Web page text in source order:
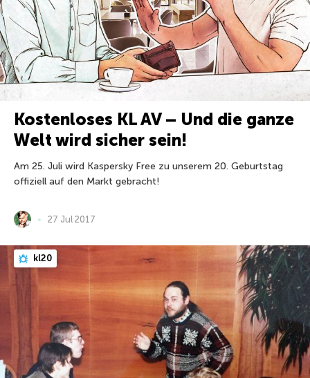
Kostenloses KL AV – Und die ganze
Welt wird sicher sein!
Am 25. Juli wird Kaspersky Free zu unserem 20. Geburtstag
offiziell auf den Markt gebracht!
27 Jul 2017
kl20